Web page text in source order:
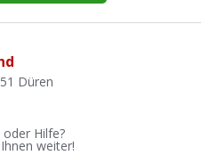
Düren
Hilfe?
weiter!